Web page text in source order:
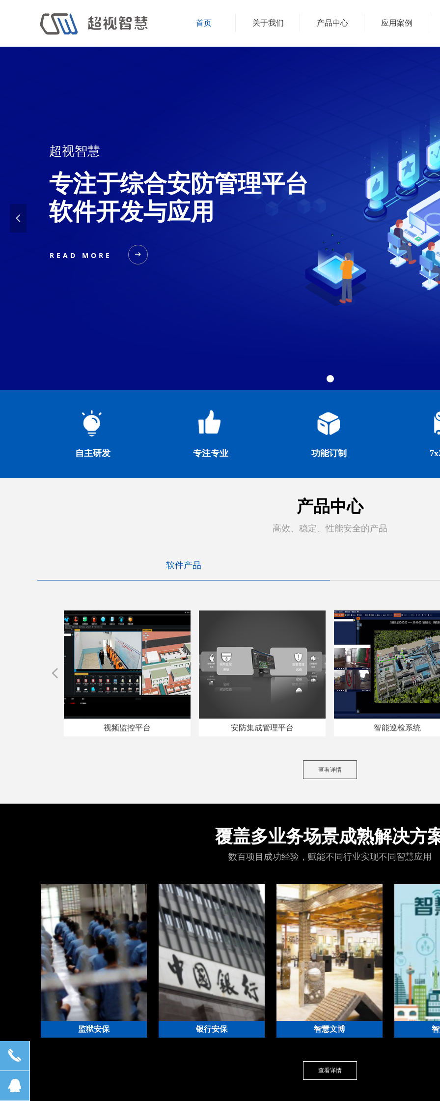
首页 关于我们 产品中心 应用案例
产品中心
高效、稳定、性能安全的产品
软件产品
查看详情
视频监控平台 安防集成管理平台 智能巡检系统
넳
查看详情
覆盖多业务场景成熟解决方
数百项目成功经验，赋能不同行业实现不同智慧应用
监狱安保 银行安保 智慧文博
自主研发 专注专业 功能订制
超视智慧
专注于综合安防管理平台
软件开发与应用
READ MORE ꁹ
넳
끅
뀩